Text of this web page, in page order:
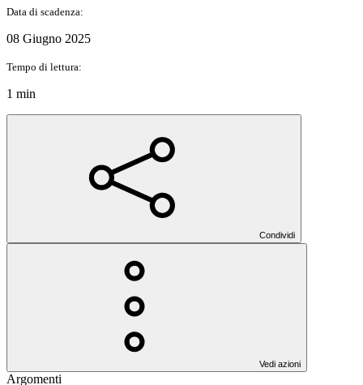
Data di scadenza:
08 Giugno 2025
Tempo di lettura:
1 min
Condividi
Vedi azioni
Argomenti